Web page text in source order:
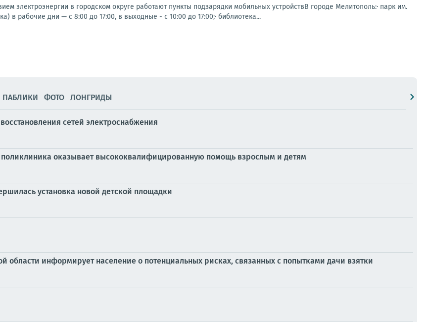
электроэнергии в городском округе работают пункты подзарядки мобильных устройствВ городе Мелитополь:· парк им.
в рабочие дни — с 8:00 до 17:00, в выходные - с 10:00 до 17:00;· библиотека...
ПАБЛИКИ ФОТО ЛОНГРИДЫ
сетей электроснабжения
поликлиника оказывает высококвалифицированную помощь взрослым и детям
установка новой детской площадки
области информирует население о потенциальных рисках, связанных с попытками дачи взятки